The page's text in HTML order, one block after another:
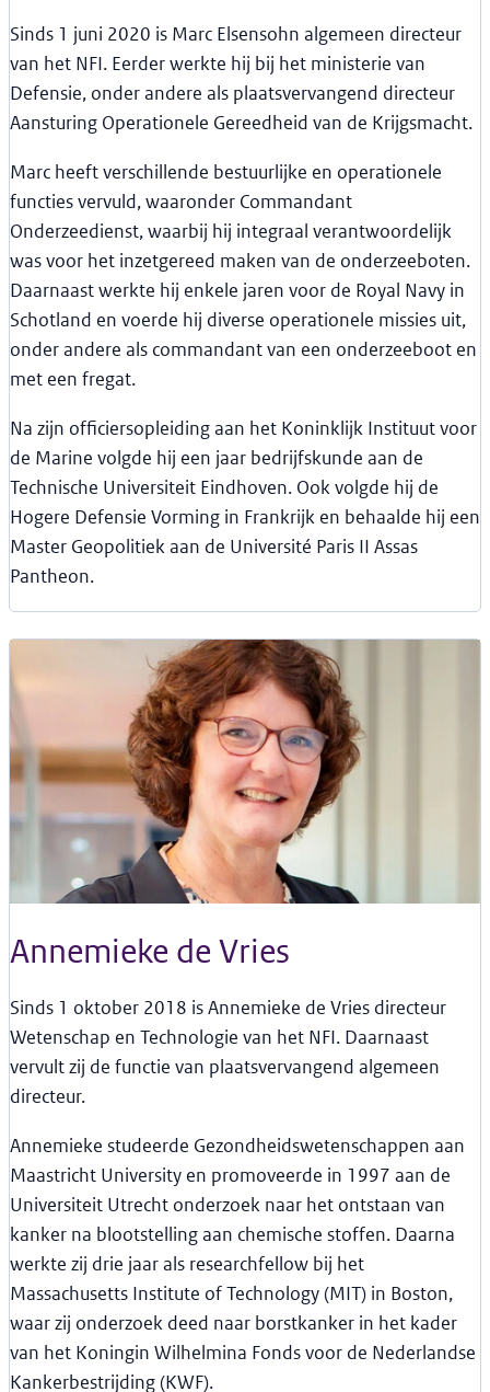
Sinds 1 juni 2020 is Marc Elsensohn algemeen directeur
van het NFI. Eerder werkte hij bij het ministerie van
Defensie, onder andere als plaatsvervangend directeur
Aansturing Operationele Gereedheid van de Krijgsmacht.
Marc heeft verschillende bestuurlijke en operationele
functies vervuld, waaronder Commandant
Onderzeedienst, waarbij hij integraal verantwoordelijk
was voor het inzetgereed maken van de onderzeeboten.
Daarnaast werkte hij enkele jaren voor de Royal Navy in
Schotland en voerde hij diverse operationele missies uit,
onder andere als commandant van een onderzeeboot en
met een fregat.
Na zijn officiersopleiding aan het Koninklijk Instituut voor
de Marine volgde hij een jaar bedrijfskunde aan de
Technische Universiteit Eindhoven. Ook volgde hij de
Hogere Defensie Vorming in Frankrijk en behaalde hij een
Master Geopolitiek aan de Université Paris II Assas
Pantheon.
Annemieke de Vries
Sinds 1 oktober 2018 is Annemieke de Vries directeur
Wetenschap en Technologie van het NFI. Daarnaast
vervult zij de functie van plaatsvervangend algemeen
directeur.
Annemieke studeerde Gezondheidswetenschappen aan
Maastricht University en promoveerde in 1997 aan de
Universiteit Utrecht onderzoek naar het ontstaan van
kanker na blootstelling aan chemische stoffen. Daarna
werkte zij drie jaar als researchfellow bij het
Massachusetts Institute of Technology (MIT) in Boston,
waar zij onderzoek deed naar borstkanker in het kader
van het Koningin Wilhelmina Fonds voor de Nederlandse
Kankerbestrijding (KWF).